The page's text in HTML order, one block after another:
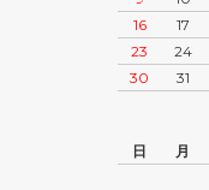
16
17
23
24
30
31
日
月